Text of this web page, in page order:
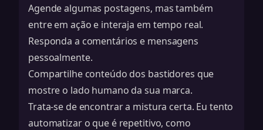
Agende algumas postagens, mas também
entre em ação e interaja em tempo real.
Responda a comentários e mensagens
pessoalmente.
Compartilhe conteúdo dos bastidores que
mostre o lado humano da sua marca.
Trata-se de encontrar a mistura certa. Eu tento
automatizar o que é repetitivo, como